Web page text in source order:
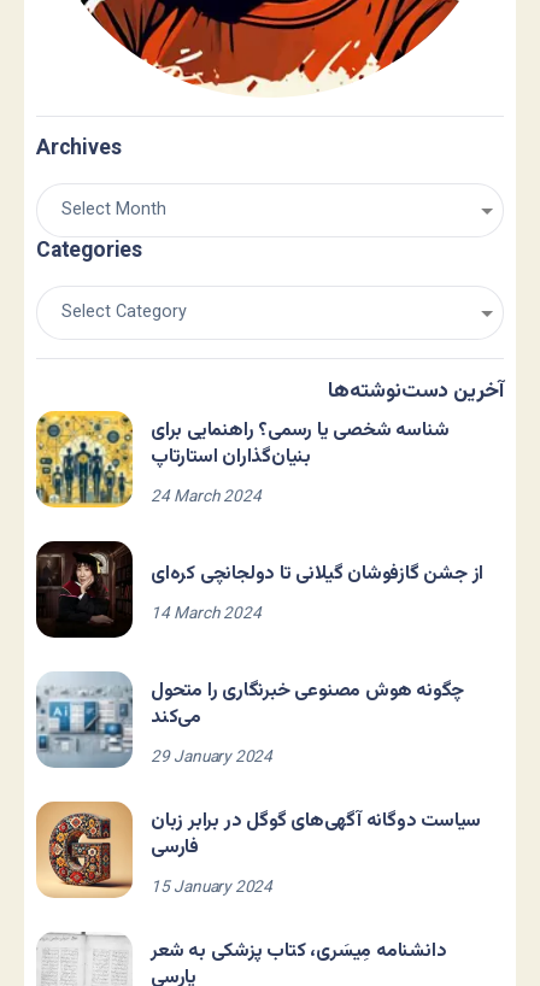
Archives
Categories
آخرین دست‌نوشته‌ها
شناسه شخصی یا رسمی؟ راهنمایی برای
بنیان‌گذاران استارتاپ
24 March 2024
از جشن گازفوشان گیلانی تا دولجانچی کره‌ای
14 March 2024
چگونه هوش مصنوعی خبرنگاری را متحول
می‌کند
29 January 2024
سیاست دوگانه آگهی‌های گوگل در برابر زبان
فارسی
15 January 2024
دانشنامه مِیسَری، کتاب پزشکی به شعر
پارسی